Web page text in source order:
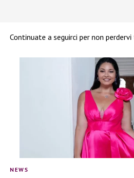
Continuate a seguirci per non
NEWS